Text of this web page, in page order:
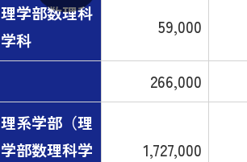
理学部数理科
学科
59,000
266,000
理系学部（理
学部数理科学
1,727,000